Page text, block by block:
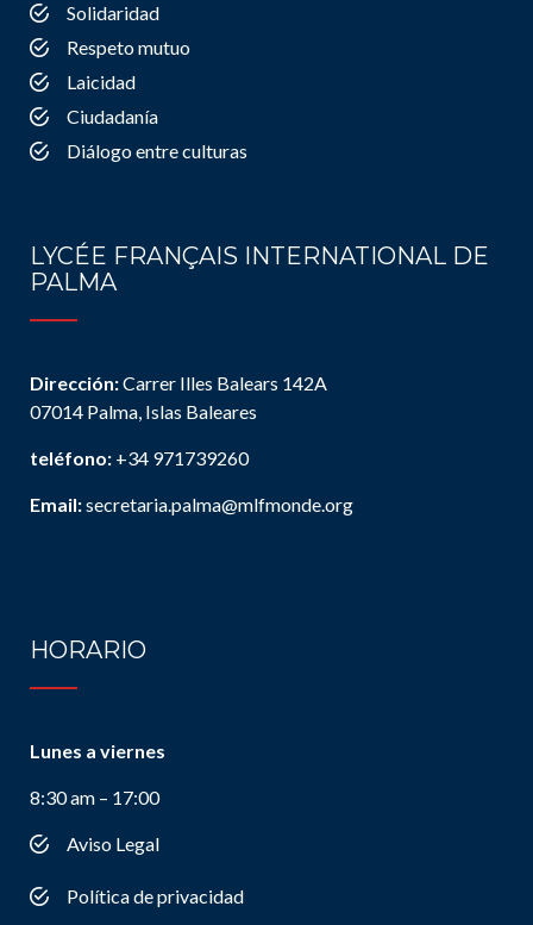
Solidaridad
Respeto mutuo
Laicidad
Ciudadanía
Diálogo entre culturas
LYCÉE FRANÇAIS INTERNATIONAL DE
PALMA
Dirección:Carrer Illes Balears 142A
07014 Palma, Islas Baleares
teléfono: +34 971739260
Email:secretaria.palma@mlfmonde.org
HORARIO
Lunes a viernes
8:30 am – 17:00
Aviso Legal
Política de privacidad